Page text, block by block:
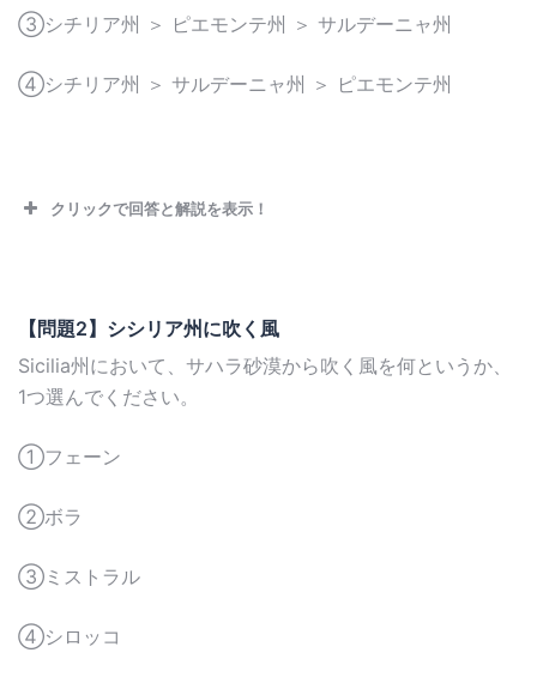
③シチリア州 ＞ ピエモンテ州 ＞ サルデーニャ州
④シチリア州 ＞ サルデーニャ州 ＞ ピエモンテ州
クリックで回答と解説を表示！
【問題2】シシリア州に吹く風
Sicilia州において、サハラ砂漠から吹く風を何というか、
1つ選んでください。
①フェーン
②ボラ
③ミストラル
④シロッコ